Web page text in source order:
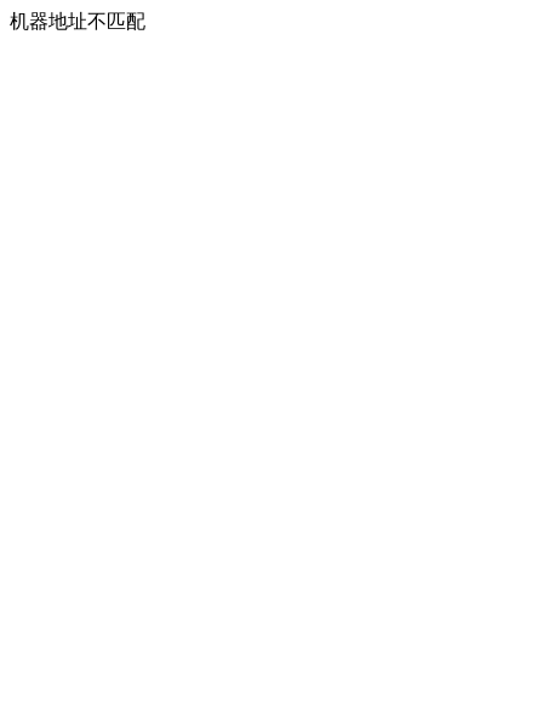
机器地址不匹配